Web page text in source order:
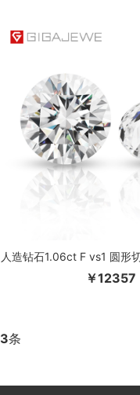
￥12357
3条